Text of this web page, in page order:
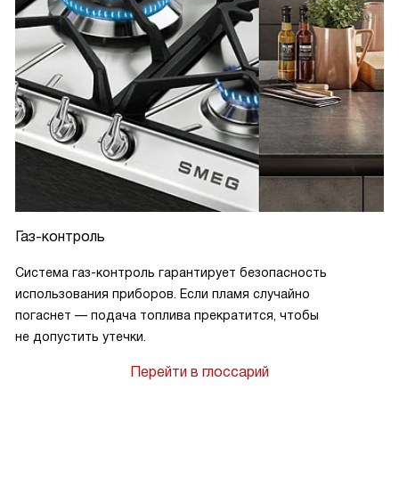
Газ-контроль
Система газ-контроль гарантирует безопасность
использования приборов. Если пламя случайно
погаснет — подача топлива прекратится, чтобы
не допустить утечки.
Перейти в глоссарий